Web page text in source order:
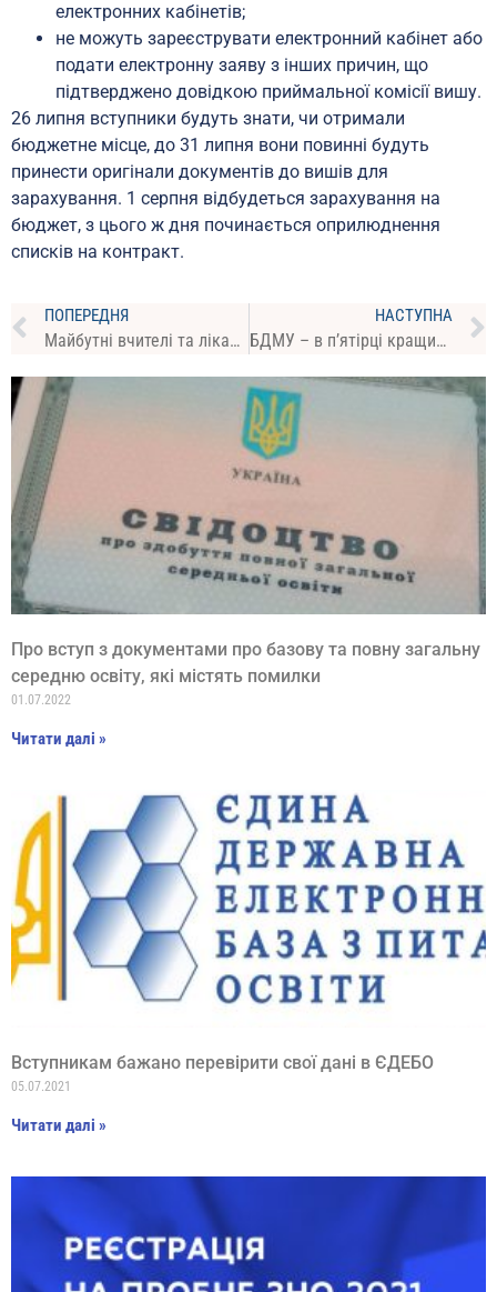
електронних кабінетів;
не можуть зареєструвати електронний кабінет або
подати електронну заяву з інших причин, що
підтверджено довідкою приймальної комісії вишу.
26 липня вступники будуть знати, чи отримали
бюджетне місце, до 31 липня вони повинні будуть
принести оригінали документів до вишів для
зарахування. 1 серпня відбудеться зарахування на
бюджет, з цього ж дня починається оприлюднення
списків на контракт.
ПОПЕРЕДНЯ
Майбутні вчителі та лікарі, що працюватимуть в селах, можуть першочергово вступити на бюджет – МОН надало роз’яснення
НАСТУПНА
БДМУ – в п’ятірці кращих закладів вищої освіти західного регіону України
Про вступ з документами про базову та повну загальну
середню освіту, які містять помилки
01.07.2022
Читати далі »
Вступникам бажано перевірити свої дані в ЄДЕБО
05.07.2021
Читати далі »